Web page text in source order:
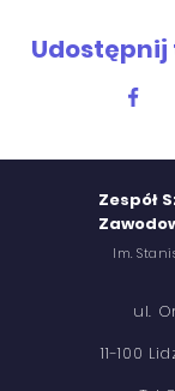
Zespół
Im.
ul.
11-100